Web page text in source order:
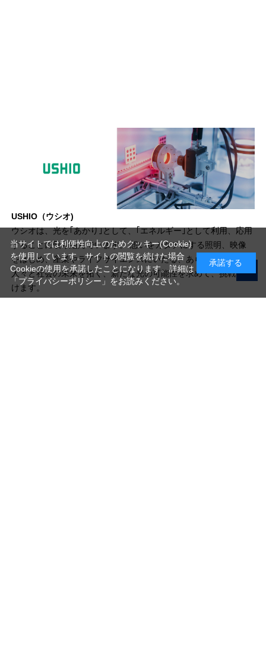
USHIO（ウシオ)
ウシオは、光を｢あかり｣として、｢エネルギー｣として利用、応用
することに取り組んでいます。 想いをカタチにする照明、映像
をはじめ、産業やライフサイエンスにいたる、あらゆる分野で
人々と社会の未来を拓く、新たな光の可能性を求めて、挑戦し続
けます。
当サイトでは利便性向上のためクッキー(Cookie)
を使用しています。サイトの閲覧を続けた場合
Cookieの使用を承諾したことになります。詳細は
「プライバシーポリシー」 をお読みください。
承諾する